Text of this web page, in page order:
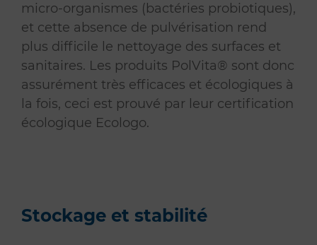
micro-organismes (bactéries probiotiques),
et cette absence de pulvérisation rend
plus difficile le nettoyage des surfaces et
sanitaires. Les produits PolVita® sont donc
assurément très efficaces et écologiques à
la fois, ceci est prouvé par leur certification
écologique Ecologo.
Stockage et stabilité